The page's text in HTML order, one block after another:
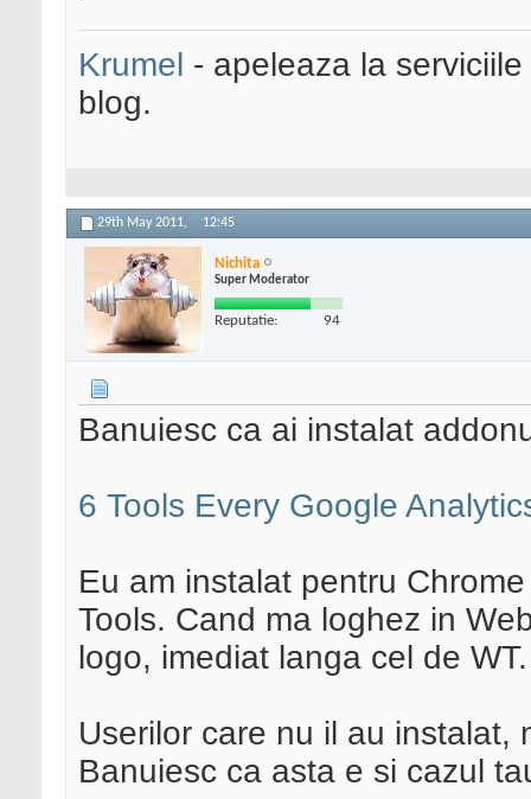
Krumel - apeleaza la
blog.
29th May 2011, 12:45
Nichita
Super Moderator
Reputatie: 94
Banuiesc ca ai instalat
6 Tools Every Google
Eu am instalat pentru
Tools. Cand ma loghez in
logo, imediat langa cel de WT.
Userilor care nu il au instalat,
Banuiesc ca asta e si cazul